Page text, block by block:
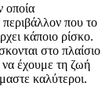
οποία
περιβάλλον που το
κάποιο ρίσκο.
στο πλαίσιο
έχουμε τη ζωή
καλύτεροι.